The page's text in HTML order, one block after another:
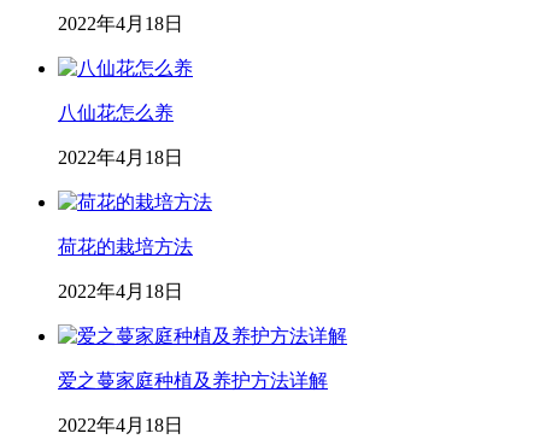
2022年4月18日
八仙花怎么养
2022年4月18日
荷花的栽培方法
2022年4月18日
爱之蔓家庭种植及养护方法详解
2022年4月18日